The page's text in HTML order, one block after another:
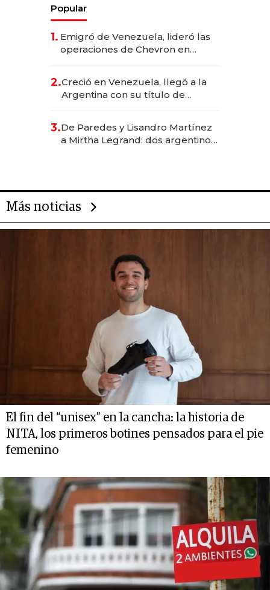
Popular
1. Emigró de Venezuela, lideró las
operaciones de Chevron en
2.Creció en Venezuela, llegó a la
Argentina con su título de
las marcas "fast premium"
3.De Paredes y Lisandro Martínez
a Mirtha Legrand: dos argentinos
Más noticias
El fin del “unisex” en la cancha: la historia de
NITA, los primeros botines pensados para el pie
femenino